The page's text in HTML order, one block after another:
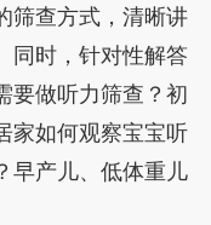
筛查方式，清晰讲
同时，针对性解答
要做听力筛查？初
家如何观察宝宝听
早产儿、低体重儿